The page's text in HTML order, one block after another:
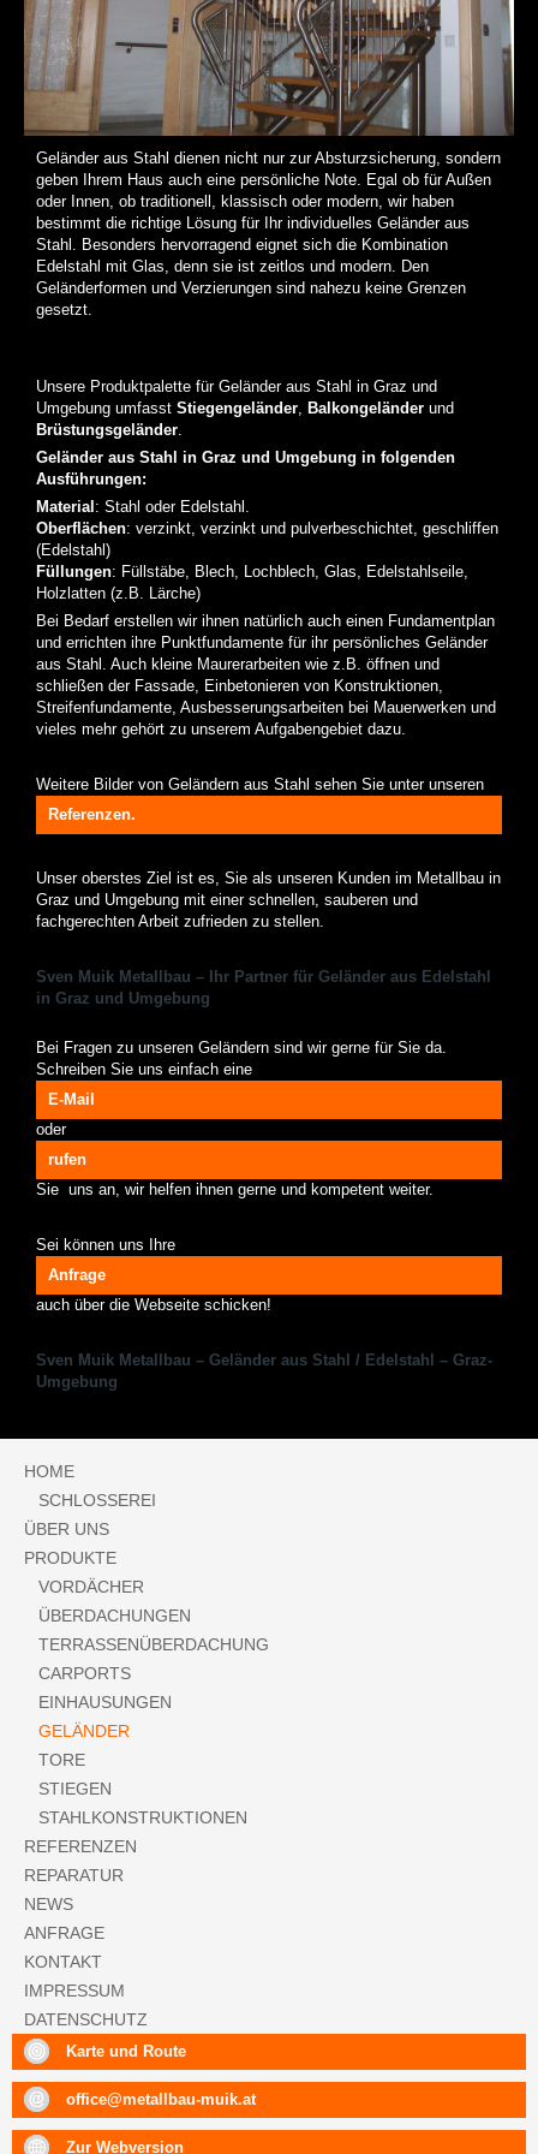
an
Dritte
übertragen
werden
können.
an
Dritte
übertragen
werden
können.
an
Dritte
übertragen
Geländer aus Stahl dienen nicht nur zur Absturzsicherung, sondern
geben Ihrem Haus auch eine persönliche Note. Egal ob für Außen
oder Innen, ob traditionell, klassisch oder modern, wir haben
bestimmt die richtige Lösung für Ihr individuelles Geländer aus
Stahl. Besonders hervorragend eignet sich die Kombination
Edelstahl mit Glas, denn sie ist zeitlos und modern. Den
Geländerformen und Verzierungen sind nahezu keine Grenzen
gesetzt.
Unsere Produktpalette für Geländer aus Stahl in Graz und
Umgebung umfasst Stiegengeländer, Balkongeländer und
Brüstungsgeländer.
Geländer aus Stahl in Graz und Umgebung in folgenden
Ausführungen:
Material : Stahl oder Edelstahl.
Oberflächen: verzinkt, verzinkt und pulverbeschichtet, geschliffen
(Edelstahl)
Füllungen: Füllstäbe, Blech, Lochblech, Glas, Edelstahlseile,
Holzlatten (z.B. Lärche)
Bei Bedarf erstellen wir ihnen natürlich auch einen Fundamentplan
und errichten ihre Punktfundamente für ihr persönliches Geländer
aus Stahl. Auch kleine Maurerarbeiten wie z.B. öffnen und
schließen der Fassade, Einbetonieren von Konstruktionen,
Streifenfundamente, Ausbesserungsarbeiten bei Mauerwerken und
vieles mehr gehört zu unserem Aufgabengebiet dazu.
Weitere Bilder von Geländern aus Stahl sehen Sie unter unseren
Referenzen.
Unser oberstes Ziel ist es, Sie als unseren Kunden im Metallbau in
Graz und Umgebung mit einer schnellen, sauberen und
fachgerechten Arbeit zufrieden zu stellen.
Sven Muik Metallbau – Ihr Partner für Geländer aus Edelstahl
in Graz und Umgebung
Bei Fragen zu unseren Geländern sind wir gerne für Sie da.
Schreiben Sie uns einfach eine
E-Mail
oder
rufen
Sie uns an, wir helfen ihnen gerne und kompetent weiter.
Sei können uns Ihre
Anfrage
auch über die Webseite schicken!
Sven Muik Metallbau – Geländer aus Stahl / Edelstahl – Graz-
Umgebung
HOME
SCHLOSSEREI
ÜBER UNS
PRODUKTE
VORDÄCHER
ÜBERDACHUNGEN
TERRASSENÜBERDACHUNG
CARPORTS
EINHAUSUNGEN
GELÄNDER
TORE
STIEGEN
STAHLKONSTRUKTIONEN
REFERENZEN
REPARATUR
NEWS
ANFRAGE
KONTAKT
IMPRESSUM
DATENSCHUTZ
Karte und Route
office@metallbau-muik.at
Zur Webversion